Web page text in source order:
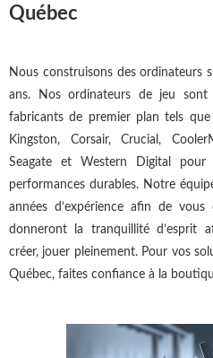
Québec
Nous construisons des ordinateurs
ans. Nos ordinateurs de jeu
fabricants de premier plan tels
Kingston, Corsair, Crucial,
Seagate et Western Digital
performances durables. Notre
années d’expérience afin de
donneront la tranquillité d’esprit
créer, jouer pleinement. Pour vos
Québec, faites confiance à la